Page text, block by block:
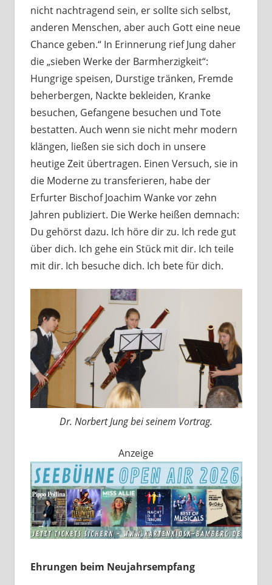
nicht nachtragend sein, er sollte sich selbst,
anderen Menschen, aber auch Gott eine neue
Chance geben.“ In Erinnerung rief Jung daher
die „sieben Werke der Barmherzigkeit“:
Hungrige speisen, Durstige tränken, Fremde
beherbergen, Nackte bekleiden, Kranke
besuchen, Gefangene besuchen und Tote
bestatten. Auch wenn sie nicht mehr modern
klängen, ließen sie sich doch in unsere
heutige Zeit übertragen. Einen Versuch, sie in
die Moderne zu transferieren, habe der
Erfurter Bischof Joachim Wanke vor zehn
Jahren publiziert. Die Werke heißen demnach:
Du gehörst dazu. Ich höre dir zu. Ich rede gut
über dich. Ich gehe ein Stück mit dir. Ich teile
mit dir. Ich besuche dich. Ich bete für dich.
Dr. Norbert Jung bei seinem Vortrag.
Anzeige
Ehrungen beim Neujahrsempfang